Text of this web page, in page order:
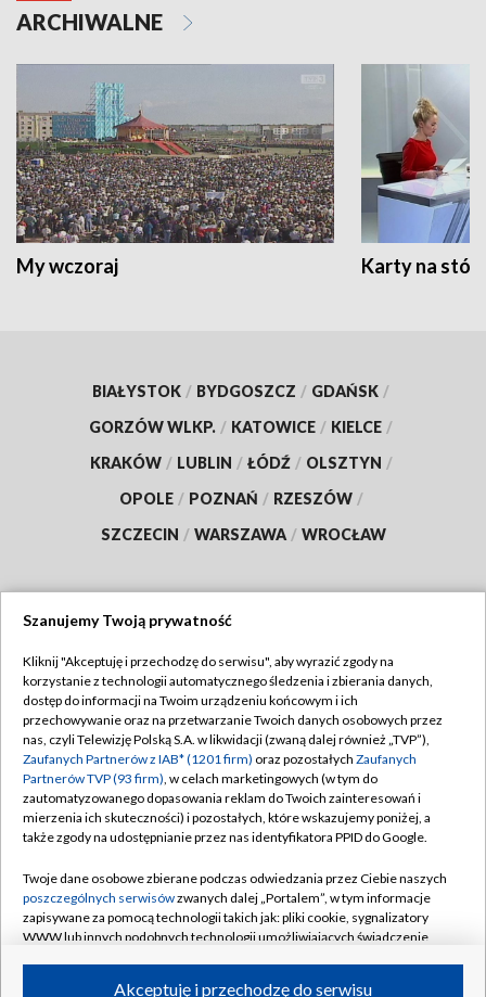
ARCHIWALNE
My wczoraj Karty na
BIAŁYSTOK / BYDGOSZCZ / GDAŃSK /
GORZÓW WLKP. / KATOWICE / KIELCE /
KRAKÓW / LUBLIN / ŁÓDŹ / OLSZTYN /
OPOLE / POZNAŃ / RZESZÓW /
SZCZECIN / WARSZAWA / WROCŁAW
TVP
Abonament TVP
Emisja w TVP
Centrum informacji TVP
Naziemna Telewizja Cyfrowa
Rada Programowa
System NOS
Informacje o nadawcy
Regulamin TVP
Polityka prywatności
Moje zgody
Pomoc
Kontakt
Kanały
Szanujemy Twoją prywatność
Kliknij "Akceptuję i przechodzę do serwisu", aby wyrazić zgody na
korzystanie z technologii automatycznego śledzenia i zbierania danych,
dostęp do informacji na Twoim urządzeniu końcowym i ich
przechowywanie oraz na przetwarzanie Twoich danych osobowych przez
nas, czyli Telewizję Polską S.A. w likwidacji (zwaną dalej również „TVP”),
Zaufanych Partnerów z IAB* (1201 firm) oraz pozostałych Zaufanych
Partnerów TVP (93 firm), w celach marketingowych (w tym do
zautomatyzowanego dopasowania reklam do Twoich zainteresowań i
mierzenia ich skuteczności) i pozostałych, które wskazujemy poniżej, a
także zgody na udostępnianie przez nas identyfikatora PPID do Google.
Twoje dane osobowe zbierane podczas odwiedzania przez Ciebie naszych
poszczególnych serwisówzwanych dalej „Portalem”, w tym informacje
zapisywane za pomocą technologii takich jak: pliki cookie, sygnalizatory
WWW lub innych podobnych technologii umożliwiających świadczenie
Akceptuję i przechodzę do serwisu